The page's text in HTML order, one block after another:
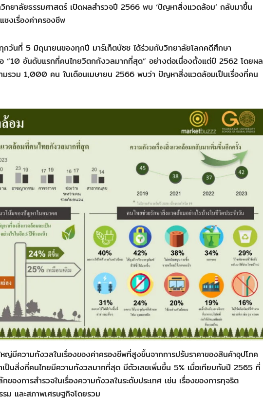
ทยาลัยธรรมศาสตร์ เปิดผลสำรวจปี 2566 พบ ‘ปัญหาสิ่งแวดล้อม’ กลับมาขึ้น
งเรื่องค่าครองชีพ
วันที่ 5 มิถุนายนของทุกปี มาร์เก็ตบัซซ ได้ร่วมกับวิทยาลัยโลกคดีศึกษา
“10 อันดับแรกที่คนไทยวิตกกังวลมากที่สุด” อย่างต่อเนื่องตั้งแต่ปี 2562 โดยผล
รวม 1,000 คน ในเดือนเมษายน 2566 พบว่า ปัญหาสิ่งแวดล้อมเป็นเรื่องที่คน
มีความกังวลในเรื่องของค่าครองชีพที่สูงขึ้นจากการปรับราคาของสินค้าอุปโภค
ป็นสิ่งที่คนไทยมีความกังวลมากที่สุด มีตัวเลขเพิ่มขึ้น 5% เมื่อเทียบกับปี 2565 ที่
องการสำรวจในเรื่องความกังวลในระดับประเทศ เช่น เรื่องของการทุจริต
ม และสภาพเศรษฐกิจโดยรวม